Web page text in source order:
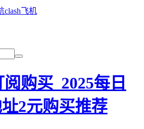
clash飞机
购买_2025每日
2元购买推荐